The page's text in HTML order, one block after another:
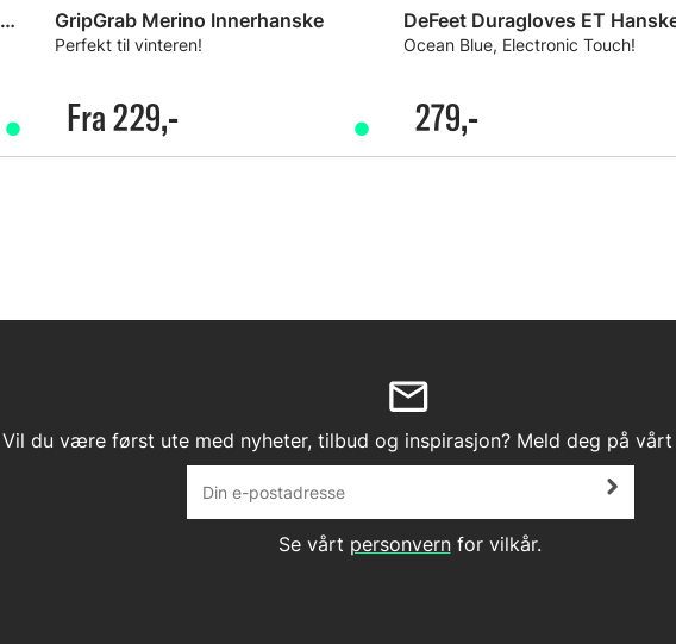
GripGrab Primavera 2 Merino Hansker GripGrab Merino Innerhanske
Perfekt til vinteren!
Fra 229,-
DeFeet Duragloves ET
Ocean Blue, Electronic Touch!
279,-
Vil du være først ute med nyheter, tilbud og inspirasjon? Meld deg på vårt
Se vårt personvernfor vilkår.